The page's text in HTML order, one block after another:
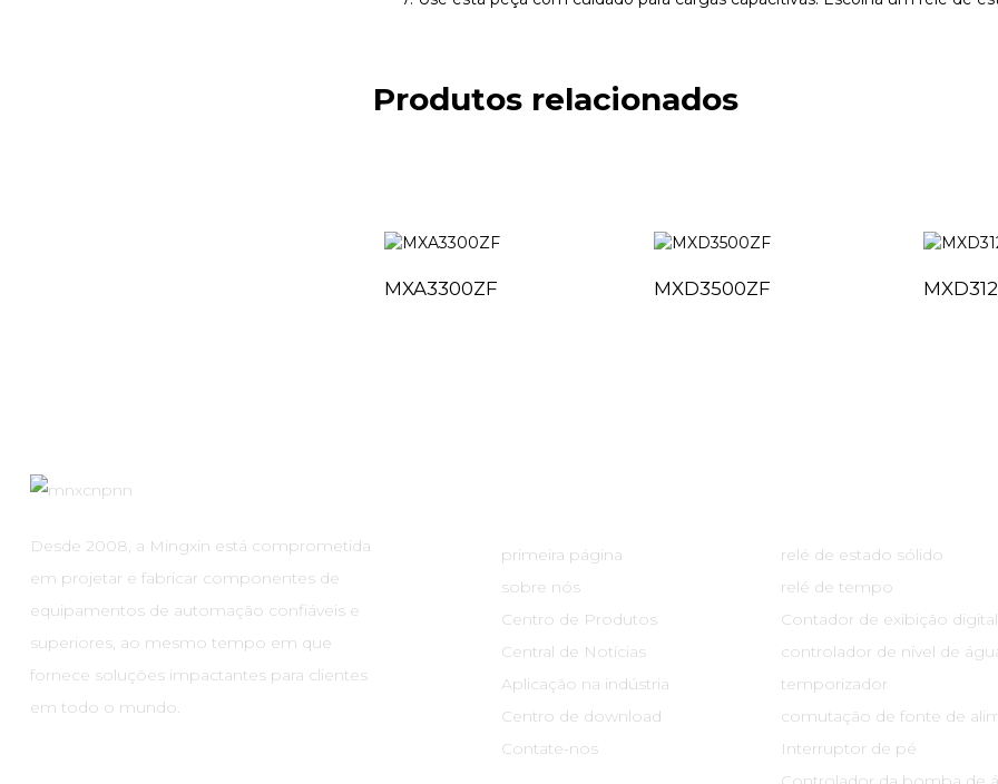
Produtos relacionados
MXA3300ZF MXD3500ZF
Desde 2008, a Mingxin está comprometida
em projetar e fabricar componentes de
equipamentos de automação confiáveis ​​e
superiores, ao mesmo tempo em que
fornece soluções impactantes para clientes
em todo o mundo.
primeira página
sobre nós
Centro de Produtos
Central de Notícias
Aplicação na indústria
Centro de download
Contate-nos
relé de estado sólido
relé de tempo
Contador de exibição digital
controlador de nível de
temporizador
comutação de fonte de
Interruptor de pé